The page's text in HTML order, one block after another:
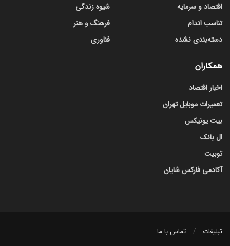
اقتصاد و سرمایه
تناسب اندام
دسته‌بندی نشده
شیوه زندگی
فرهنگ و هنر
فناوری
همکاران
اخبار اقتصاد
تعمیرات موبایل تهران
بیت یونیکس
ال بانک
توبیت
آکادمی فارکس شایان
تبلیغات تماس با ما